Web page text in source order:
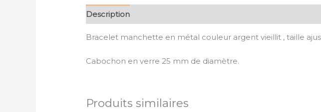
Description
Bracelet manchette en métal couleur argent vieillit , taille
Cabochon en verre 25 mm de diamètre.
Produits similaires